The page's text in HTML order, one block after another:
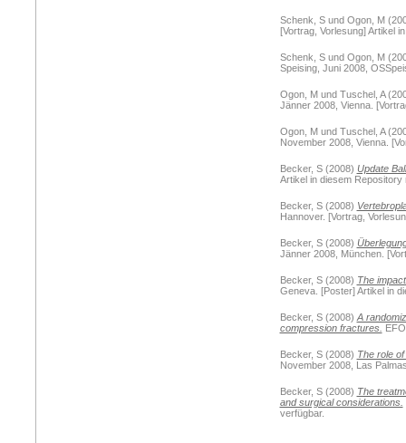
Schenk, Sund Ogon, M
[Vortrag, Vorlesung] Artikel
Schenk, Sund Ogon, M
Speising, Juni 2008,
Ogon, Mund Tuschel, A
Jänner 2008, Vienna.
Ogon, Mund Tuschel, A
November 2008, Vienna.
Becker, S(2008) Update
Artikel in diesem Repository
Becker, S(2008)
Hannover. [Vortrag,
Becker, S(2008)
Jänner 2008, München.
Becker, S(2008) The
Geneva. [Poster] Artikel in
Becker, S(2008) A
compression fractures.
Becker, S(2008) The role
November 2008, Las
Becker, S(2008) The
and surgical considerations.
verfügbar.